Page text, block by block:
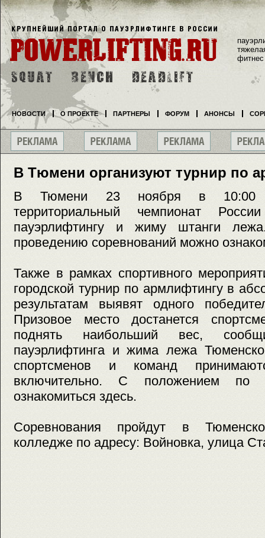
В Тюмени организуют турнир по
В Тюмени 23 ноября в 10:00
территориальный чемпионат
пауэрлифтингу и жиму штанги
проведению соревнований можно
Также в рамках спортивного
городской турнир по армлифтингу в
результатам выявят одного
Призовое место достанется
поднять наибольший вес,
пауэрлифтинга и жима лежа
спортсменов и команд
включительно. С положением по
ознакомиться здесь.
Соревнования пройдут в
колледже по адресу: Войновка, улица
фитнес
НОВОСТИ О ПРОЕКТЕ ПАРТНЕРЫ ФОРУМ АНОНСЫ